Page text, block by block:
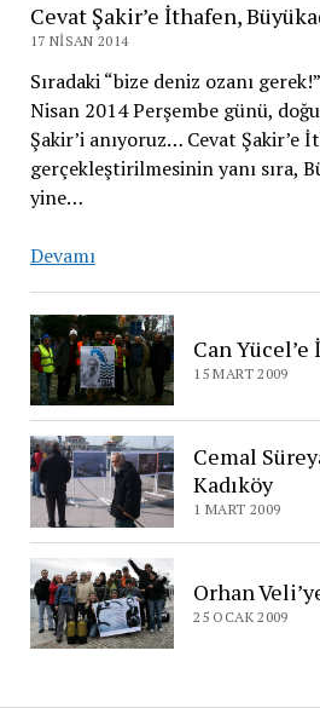
Cevat Şakir’e İthafen,
17 NISAN 2014
Sıradaki “bize deniz ozanı
Nisan 2014 Perşembe günü,
Şakir’i anıyoruz… Cevat Şakir’e
gerçekleştirilmesinin yanı sıra,
yine…
DevamıCevat
İthafen,
Büyükada
Can
15 MART 2009
Cemal
Kadıköy
1 MART 2009
Orhan
25 OCAK 2009